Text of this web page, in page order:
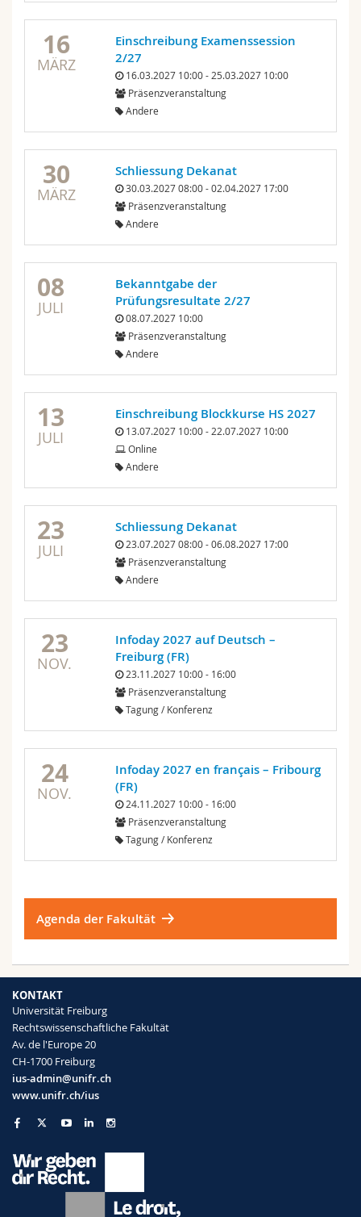
16
MÄRZ
Einschreibung Examenssession
2/27
16.03.2027 10:00 - 25.03.2027 10:00
Präsenzveranstaltung
Andere
30
MÄRZ
Schliessung Dekanat
30.03.2027 08:00 - 02.04.2027 17:00
Präsenzveranstaltung
Andere
08
JULI
Bekanntgabe der
Prüfungsresultate 2/27
08.07.2027 10:00
Präsenzveranstaltung
Andere
13
JULI
Einschreibung Blockkurse HS 2027
13.07.2027 10:00 - 22.07.2027 10:00
Online
Andere
23
JULI
Schliessung Dekanat
23.07.2027 08:00 - 06.08.2027 17:00
Präsenzveranstaltung
Andere
23
NOV.
Infoday 2027 auf Deutsch –
Freiburg (FR)
23.11.2027 10:00 - 16:00
Präsenzveranstaltung
Tagung / Konferenz
24
NOV.
Infoday 2027 en français – Fribourg
(FR)
24.11.2027 10:00 - 16:00
Präsenzveranstaltung
Tagung / Konferenz
Agenda der Fakultät
KONTAKT
Universität Freiburg
Rechtswissenschaftliche Fakultät
Av. de l'Europe 20
CH-1700 Freiburg
ius-admin@unifr.ch
www.unifr.ch/ius